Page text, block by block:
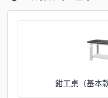
鉗工桌（基本